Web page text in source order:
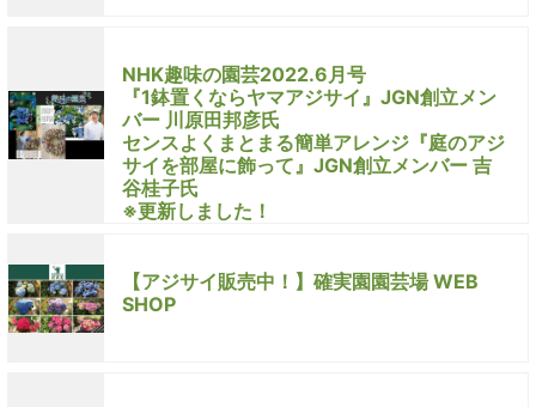
NHK趣味の園芸2022.6月号
『1鉢置くならヤマアジサイ』JGN創立メン
バー 川原田邦彦氏
センスよくまとまる簡単アレンジ『庭のアジ
サイを部屋に飾って』JGN創立メンバー 吉
谷桂子氏
※更新しました！
【アジサイ販売中！】確実園園芸場 WEB
SHOP